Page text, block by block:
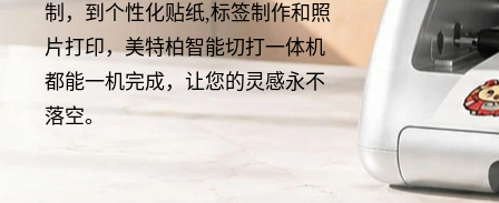
制，到个性化贴纸,标签制作和照
片打印，美特柏智能切打一体机
都能一机完成，让您的灵感永不
落空。